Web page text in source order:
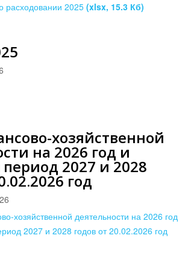
2025 (xlsx, 15.3 Кб)
хозяйственной
на 2026 год и
2027 и 2028
год
хозяйственной деятельности на 2026 год
2027 и 2028 годов от 20.02.2026 год